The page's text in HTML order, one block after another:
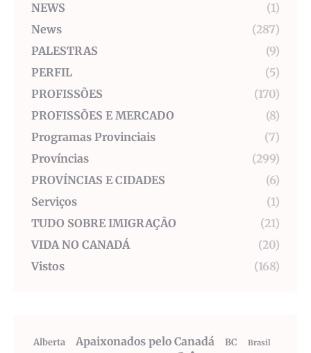
NEWS
(1)
News
(287)
PALESTRAS
(9)
PERFIL
(5)
PROFISSÕES
(170)
PROFISSÕES E MERCADO
(8)
Programas Provinciais
(7)
Províncias
(299)
PROVÍNCIAS E CIDADES
(6)
Serviços
(1)
TUDO SOBRE IMIGRAÇÃO
(21)
VIDA NO CANADÁ
(20)
Vistos
(168)
Alberta Apaixonados pelo Canadá BC Brasil